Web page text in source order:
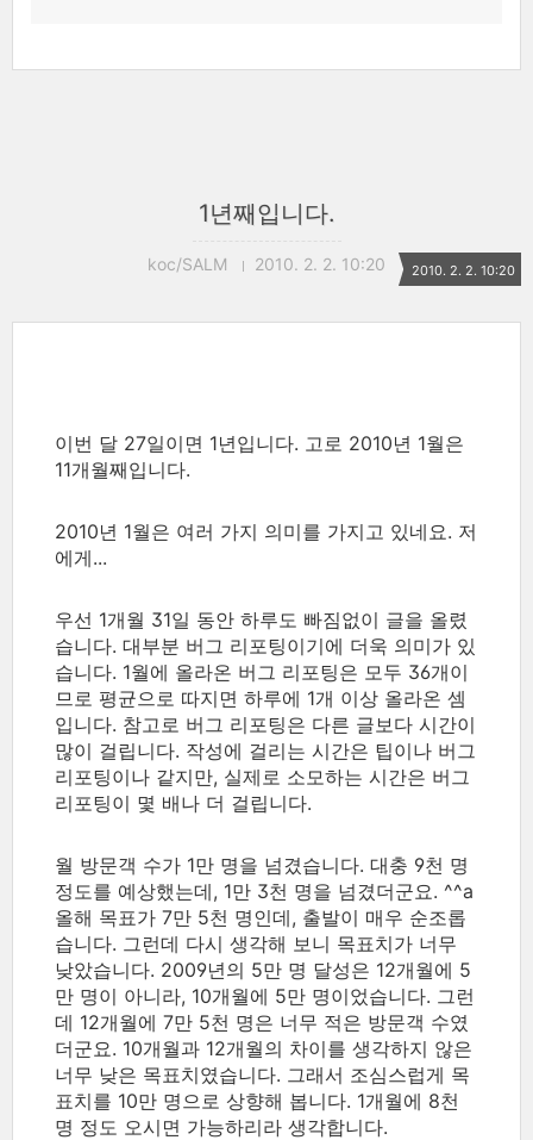
1년째입니다.
koc/SALM 2010. 2. 2. 10:20 2010. 2. 2. 10:20
이번 달 27일이면 1년입니다. 고로 2010년 1월은
11개월째입니다.
2010년 1월은 여러 가지 의미를 가지고 있네요. 저
에게...
우선 1개월 31일 동안 하루도 빠짐없이 글을 올렸
습니다. 대부분 버그 리포팅이기에 더욱 의미가 있
습니다. 1월에 올라온 버그 리포팅은 모두 36개이
므로 평균으로 따지면 하루에 1개 이상 올라온 셈
입니다. 참고로 버그 리포팅은 다른 글보다 시간이
많이 걸립니다. 작성에 걸리는 시간은 팁이나 버그
리포팅이나 같지만, 실제로 소모하는 시간은 버그
리포팅이 몇 배나 더 걸립니다.
월 방문객 수가 1만 명을 넘겼습니다. 대충 9천 명
정도를 예상했는데, 1만 3천 명을 넘겼더군요. ^^a
올해 목표가 7만 5천 명인데, 출발이 매우 순조롭
습니다. 그런데 다시 생각해 보니 목표치가 너무
낮았습니다. 2009년의 5만 명 달성은 12개월에 5
만 명이 아니라, 10개월에 5만 명이었습니다. 그런
데 12개월에 7만 5천 명은 너무 적은 방문객 수였
더군요. 10개월과 12개월의 차이를 생각하지 않은
너무 낮은 목표치였습니다. 그래서 조심스럽게 목
표치를 10만 명으로 상향해 봅니다. 1개월에 8천
명 정도 오시면 가능하리라 생각합니다.